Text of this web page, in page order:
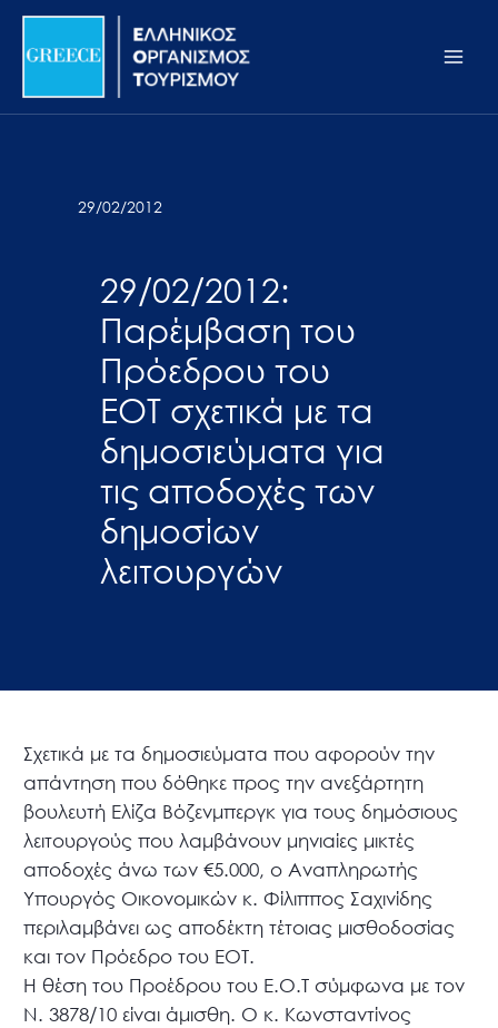
Σημείωση:
ιστότοπος
προσβασιμότητας.
Μετάβαση
περιεχόμενο
29/02/2012
29/02/2012:
Παρέμβαση του
Πρόεδρου του
ΕΟΤ σχετικά με τα
δημοσιεύματα για
τις αποδοχές των
δημοσίων
λειτουργών
Σχετικά με τα δημοσιεύματα που αφορούν την
απάντηση που δόθηκε προς την ανεξάρτητη
βουλευτή Ελίζα Βόζενμπεργκ για τους δημόσιους
λειτουργούς που λαμβάνουν μηνιαίες μικτές
αποδοχές άνω των €5.000, ο Αναπληρωτής
Υπουργός Οικονομικών κ. Φίλιππος Σαχινίδης
περιλαμβάνει ως αποδέκτη τέτοιας μισθοδοσίας
και τον Πρόεδρο του ΕΟΤ.
Η θέση του Προέδρου του Ε.Ο.Τ σύμφωνα με τον
Ν. 3878/10 είναι άμισθη. Ο κ. Κωνσταντίνος